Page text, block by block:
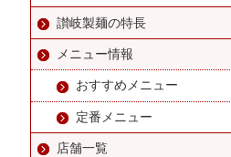
讃岐製麺の特長
メニュー情報
おすすめメニュー
定番メニュー
店舗一覧